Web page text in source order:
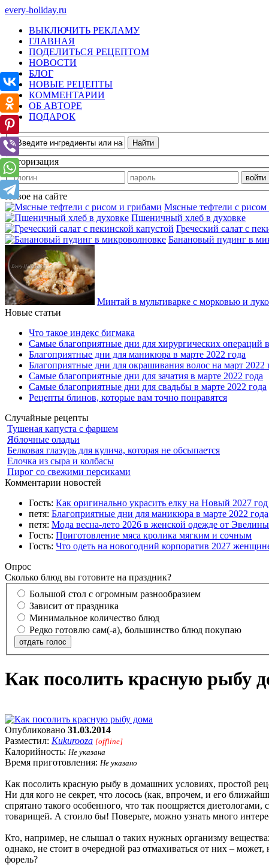
every-holiday.ru
ВЫКЛЮЧИТЬ РЕКЛАМУ
ГЛАВНАЯ
ПОДЕЛИТЬСЯ РЕЦЕПТОМ
НОВОСТИ
БЛОГ
НОВЫЕ РЕЦЕПТЫ
КОММЕНТАРИИ
ОБ АВТОРЕ
ПОДАРОК
Авторизация
Новое на сайте
Мясные тефтели с рисом
Пшеничный хлеб в духовке
Греческий салат с
Банановый пудинг в
Минтай в мультиварке с морковью и
Новые статьи
Что такое индекс бигмака
Самые благоприятные дни для хирургических операций
Благоприятные дни для маникюра в марте 2022 года
Благоприятные дни для окрашивания волос на март 2022
Самые благоприятные дни для зачатия в марте 2022 года
Самые благоприятные дни для свадьбы в марте 2022 года
Рецепты блинов, которые вам точно понравятся
Случайные рецепты
Тушеная капуста с фаршем
Яблочные оладьи
Белковая глазурь для кулича, которая не обсыпается
Елочка из сыра и колбасы
Пирог со свежими персиками
Комментарии новостей
Гость: Как оригинально украсить елку на Новый 2027
петя: Благоприятные дни для маникюра в марте 2022 года
петя: Мода весна-лето 2026 в женской одежде от
Гость: Приготовление мяса кролика мягким и сочным
Гость: Что одеть на новогодний корпоратив 2027
Опрос
Сколько блюд вы готовите на праздник?
Большой стол с огромным разнообразием
Зависит от праздника
Минимальное количество блюд
Редко готовлю сам(-а), большинство блюд покупаю
отдать голос
Как посолить красную рыбу
Опубликовано 31.03.2014
Разместил: Kukurooza [offline]
Калорийность: Не указана
Время приготовления: Не указано
Как посолить красную рыбу в домашних условиях, простой
Ни для кого не секрет, что лосось (как, впрочем, и его
спрятано такого особенного, что так поощряется
товарищей. А стоило бы! Поверьте, можно узнать много
Кто, например, не слышал о таких нужных организму
однако, не стоит в очередной раз отмахиваться от них –
форель?